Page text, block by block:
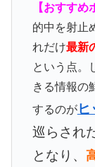
【おすすめ
的中を射止
れだけ最新
という点。
きる情報の
するのがヒ
巡らされ
となり、